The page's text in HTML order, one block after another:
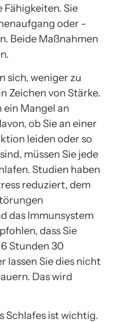
Sie
oder -
Beide Maßnahmen
sich, weniger zu
Zeichen von Stärke.
ein Mangel an
ob Sie an einer
leiden oder so
müssen Sie jede
Studien haben
reduziert, dem
das Immunsystem
dass Sie
Stunden 30
lassen Sie dies nicht
Das wird
Schlafes ist wichtig.